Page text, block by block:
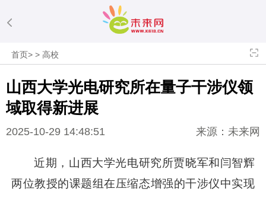
首页>>高校
山西大学光电研究所在量子干涉仪领
域取得新进展
2025-10-29 14:48:51 来源：未来网
近期，山西大学光电研究所贾晓军和闫智辉
两位教授的课题组在压缩态增强的干涉仪中实现